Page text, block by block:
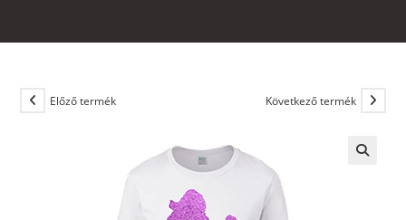
Előző termék Következő termék